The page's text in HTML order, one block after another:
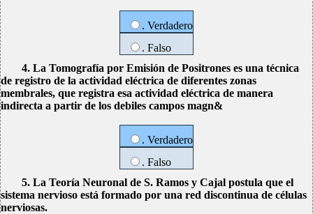
. Verdadero
. Falso
4. La Tomografía por Emisión de Positrones es una técnica
de registro de la actividad eléctrica de diferentes zonas
membrales, que registra esa actividad eléctrica de manera
indirecta a partir de los debiles campos magn&
. Verdadero
. Falso
5. La Teoría Neuronal de S. Ramos y Cajal postula que el
sistema nervioso está formado por una red discontinua de células
nerviosas.